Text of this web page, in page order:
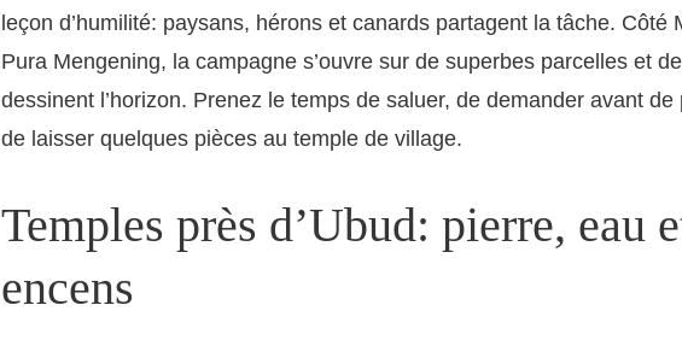
leçon d’humilité: paysans, hérons et canards partagent la tâche. Côté
Pura Mengening, la campagne s’ouvre sur de superbes parcelles et
dessinent l’horizon. Prenez le temps de saluer, de demander avant de
de laisser quelques pièces au temple de village.
Temples près d’Ubud: pierre, eau
encens